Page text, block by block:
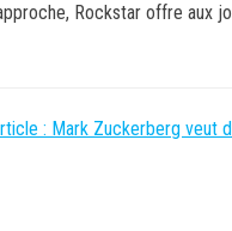
Rockstar offre aux
: Mark Zuckerberg veut